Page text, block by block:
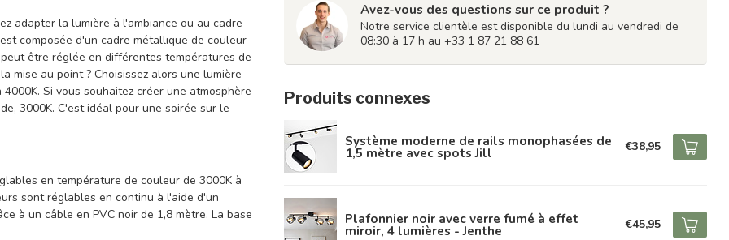
adapter la lumière à l'ambiance ou au cadre
composée d'un cadre métallique de couleur
être réglée en différentes températures de
mise au point ? Choisissez alors une lumière
Si vous souhaitez créer une atmosphère
3000K. C'est idéal pour une soirée sur le
en température de couleur de 3000K à
sont réglables en continu à l'aide d'un
à un câble en PVC noir de 1,8 mètre. La base
Avez-vous des questions sur ce produit ?
Notre service clientèle est disponible du lundi au vendredi de
08:30 à 17 h au +33 1 87 21 88 61
Produits connexes
Système moderne de rails monophasées de
1,5 mètre avec spots Jill €38,95
Plafonnier noir avec verre fumé à effet
miroir, 4 lumières - Jenthe €45,95